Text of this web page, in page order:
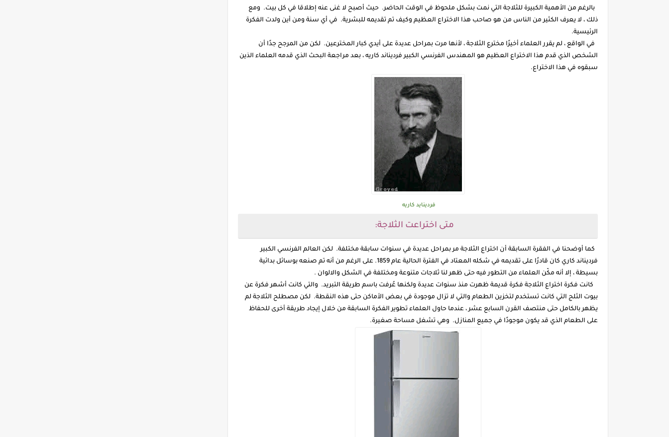
بالرغم من الأهمية الكبيرة للثلاجة التي نمت بشكل ملحوظ في الوقت الحاضر. حيث أصبح لا غنى عنه إطلاقا في كل بيت. ومع
ذلك ، لا يعرف الكثير من الناس من هو صاحب هذا الاختراع العظيم وكيف تم تقديمه للبشرية. في أي سنة ومن أين ولدت الفكرة
الرئيسية.
في الواقع ، لم يقرر العلماء أخيرًا مخترع الثلاجة ، لأنها مرت بمراحل عديدة على أيدي كبار المخترعين. لكن من المرجح جدًا أن
الشخص الذي قدم هذا الاختراع العظيم هو المهندس الفرنسي الكبير فرديناند كاريه ، بعد مراجعة البحث الذي قدمه العلماء الذين
سبقوه في هذا الاختراع.
فردينايد كاريه
متى اختراعت الثلاجة:
كما أوضحنا في الفقرة السابقة أن اختراع الثلاجة مر بمراحل عديدة في سنوات سابقة مختلفة. لكن العالم الفرنسي الكبير
فرديناند كاري كان قادرًا على تقديمه في شكله المعتاد في الفترة الحالية عام 1859. على الرغم من أنه تم صنعه بوسائل بدائية
بسيطة ، إلا أنه مكّن العلماء من التطور فيه حتى ظهر لنا ثلاجات متنوعة ومختلفة في الشكل والالوان .
كانت فكرة اختراع الثلاجة فكرة قديمة ظهرت منذ سنوات عديدة ولكنها عُرفت باسم طريقة التبريد. والتي كانت أشهر فكرة عن
بيوت الثلج التي كانت تستخدم لتخزين الطعام والتي لا تزال موجودة في بعض الأماكن حتى هذه النقطة. لكن مصطلح الثلاجة لم
يظهر بالكامل حتى منتصف القرن السابع عشر ، عندما حاول العلماء تطوير الفكرة السابقة من خلال إيجاد طريقة أخرى للحفاظ
على الطعام الذي قد يكون موجودًا في جميع المنازل. وهي تشغل مساحة صغيرة.